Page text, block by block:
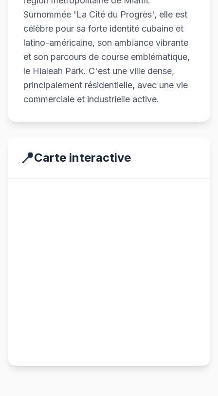
Surnommée 'La Cité du Progrès', elle est
célèbre pour sa forte identité cubaine et
latino-américaine, son ambiance vibrante
et son parcours de course emblématique,
le Hialeah Park. C'est une ville dense,
principalement résidentielle, avec une vie
commerciale et industrielle active.
📍Carte interactive